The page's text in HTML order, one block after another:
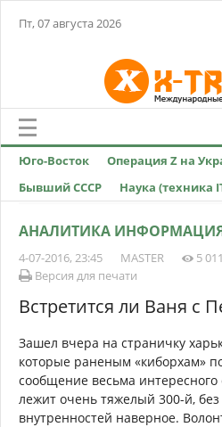
Пт, 07 августа 2026
Юго-Восток Операция Z на
Бывший СССР
Наука (техника
АНАЛИТИКА
4-07-2016, 23:45 MASTER
5 011
Версия для печати
Встретится ли Ваня с
Зашел вчера на страничку
которые раненым «киборхам»
сообщение весьма
лежит очень тяжелый 300-й,
внутренностей наверное.